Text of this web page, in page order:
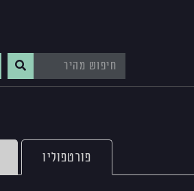
פורטפוליו